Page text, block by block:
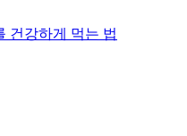
건강하게 먹는 법